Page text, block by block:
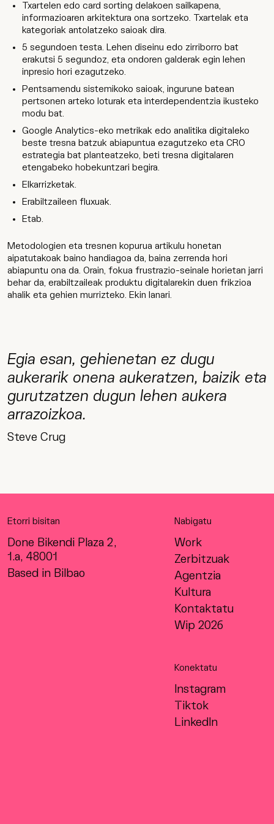
Txartelen edo card sorting delakoen sailkapena,
informazioaren arkitektura ona sortzeko. Txartelak eta
kategoriak antolatzeko saioak dira.
5 segundoen testa. Lehen diseinu edo zirriborro bat
erakutsi 5 segundoz, eta ondoren galderak egin lehen
inpresio hori ezagutzeko.
Pentsamendu sistemikoko saioak, ingurune batean
pertsonen arteko loturak eta interdependentzia ikusteko
modu bat.
Google Analytics-eko metrikak edo analitika digitaleko
beste tresna batzuk abiapuntua ezagutzeko eta CRO
estrategia bat planteatzeko, beti tresna digitalaren
etengabeko hobekuntzari begira.
Elkarrizketak.
Erabiltzaileen fluxuak.
Etab.
Metodologien eta tresnen kopurua artikulu honetan
aipatutakoak baino handiagoa da, baina zerrenda hori
abiapuntu ona da. Orain, fokua frustrazio-seinale horietan jarri
behar da, erabiltzaileak produktu digitalarekin duen frikzioa
ahalik eta gehien murrizteko. Ekin lanari.
Egia esan, gehienetan ez dugu
aukerarik onena aukeratzen, baizik eta
gurutzatzen dugun lehen aukera
arrazoizkoa.
Steve Crug
Etorri bisitan
Done Bikendi Plaza 2,
1.a, 48001
Based in Bilbao
Nabigatu
Work
Zerbitzuak
Agentzia
Kultura
Kontaktatu
Wip 2026
Konektatu
Instagram
Tiktok
LinkedIn